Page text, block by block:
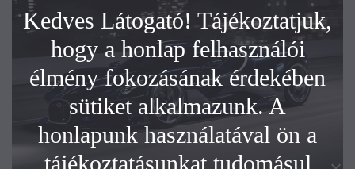
Kedves Látogató! Tájékoztatjuk,
hogy a honlap felhasználói
élmény fokozásának érdekében
sütiket alkalmazunk. A
honlapunk használatával ön a
tájékoztatásunkat tudomásul